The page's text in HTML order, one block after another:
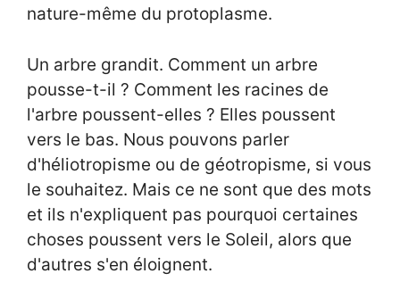
nature-même du protoplasme.
Un arbre grandit. Comment un arbre
pousse-t-il ? Comment les racines de
l'arbre poussent-elles ? Elles poussent
vers le bas. Nous pouvons parler
d'héliotropisme ou de géotropisme, si vous
le souhaitez. Mais ce ne sont que des mots
et ils n'expliquent pas pourquoi certaines
choses poussent vers le Soleil, alors que
d'autres s'en éloignent.